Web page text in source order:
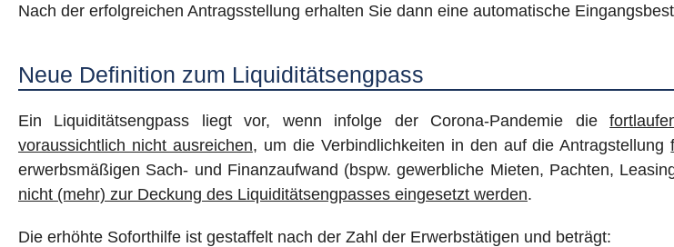
Nach der erfolgreichen Antragsstellung erhalten Sie dann eine automatische
Neue Definition zum Liquiditätsengpass
Ein Liquiditätsengpass liegt vor, wenn infolge der Corona-Pandemie die
voraussichtlich nicht ausreichen, um die Verbindlichkeiten in den auf die Antragstellung
erwerbsmäßigen Sach- und Finanzaufwand (bspw. gewerbliche Mieten, Pachten,
nicht (mehr) zur Deckung des Liquiditätsengpasses eingesetzt werden.
Die erhöhte Soforthilfe ist gestaffelt nach der Zahl der Erwerbstätigen und beträgt: